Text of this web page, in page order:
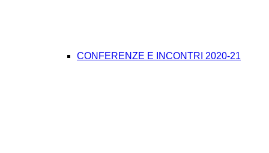
CONFERENZE E INCONTRI 2020-21